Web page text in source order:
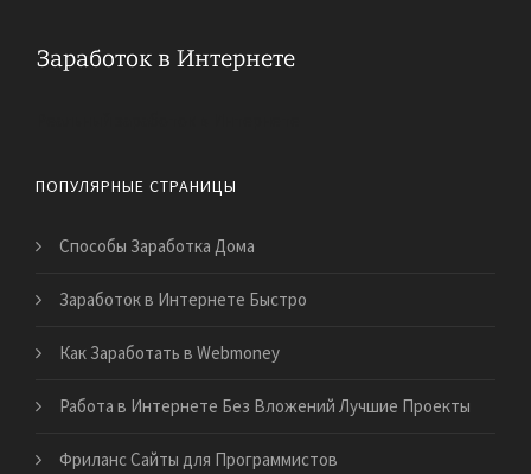
ПОПУЛЯРНЫЕ СТРАНИЦЫ
Способы Заработка Дома
Заработок в Интернете Быстро
Как Заработать в Webmoney
Работа в Интернете Без Вложений Лучшие Проекты
Фриланс Сайты для Программистов